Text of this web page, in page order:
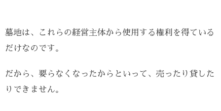
墓地は、これらの経営主体から使用する権利を得ている
だけなのです。
だから、要らなくなったからといって、売ったり貸した
りできません。